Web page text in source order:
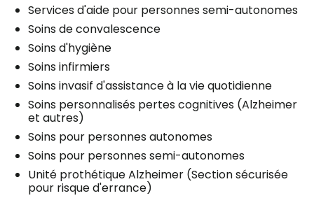
Services d'aide pour personnes semi-autonomes
Soins de convalescence
Soins d'hygiène
Soins infirmiers
Soins invasif d'assistance à la vie quotidienne
Soins personnalisés pertes cognitives (Alzheimer
et autres)
Soins pour personnes autonomes
Soins pour personnes semi-autonomes
Unité prothétique Alzheimer (Section sécurisée
pour risque d'errance)